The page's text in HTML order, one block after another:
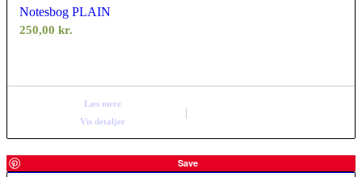
Notesbog PLAIN
250,00 kr.
Læs mere
Vis detaljer
Save